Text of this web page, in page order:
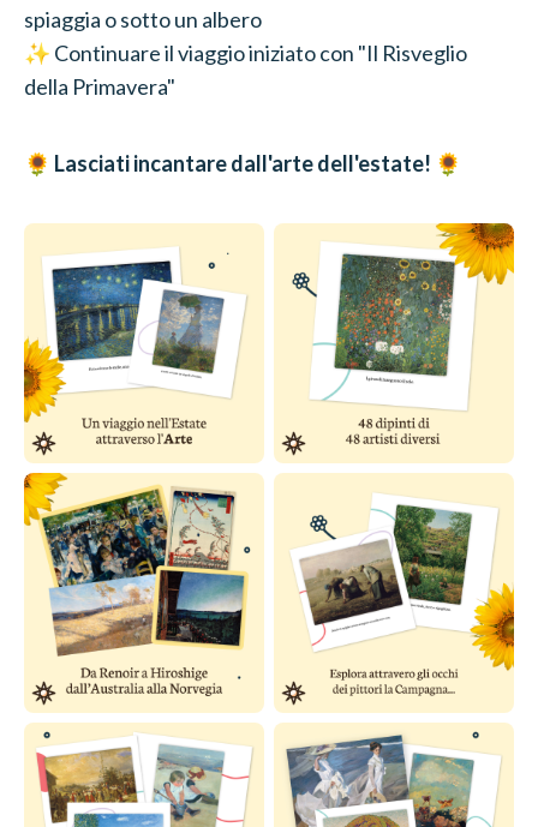
spiaggia o sotto un albero
✨ Continuare il viaggio iniziato con "Il Risveglio
della Primavera"
🌻 Lasciati incantare dall'arte dell'estate! 🌻